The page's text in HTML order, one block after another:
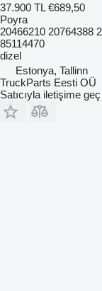
37.900 TL €689,50
Poyra
20466210 20764388
85114470
dizel
Estonya, Tallinn
TruckParts Eesti OÜ
Satıcıyla iletişime geç